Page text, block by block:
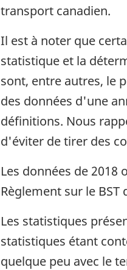
transport canadien.
Il est à noter que
statistique et la
sont, entre autres, le
des données d'une
définitions. Nous
d'éviter de tirer des
Les données de
Règlement sur le
Les statistiques
statistiques étant
quelque peu avec le